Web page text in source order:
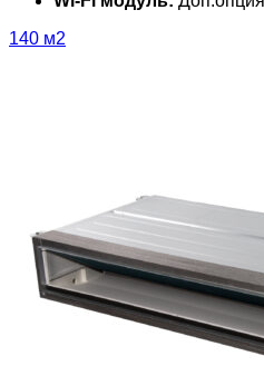
140 м2